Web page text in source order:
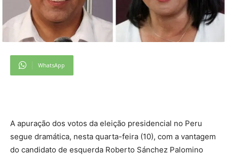
WhatsApp
A apuração dos votos da eleição presidencial no Peru
segue dramática, nesta quarta-feira (10), com a vantagem
do candidato de esquerda Roberto Sánchez Palomino